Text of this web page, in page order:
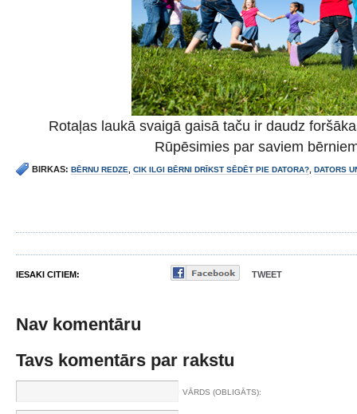
Rotaļas laukā svaigā gaisā taču ir daudz
Rūpēsimies par saviem
BIRKAS: BĒRNU REDZE CIK ILGI BĒRNI DRĪKST SĒDĒT PIE DATORA? DATORS
IESAKI CITIEM: TWEET
Nav komentāru
Tavs komentārs par rakstu
VĀRDS (OBLIGĀTS):